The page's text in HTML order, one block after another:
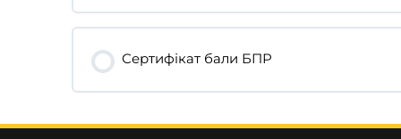
Сертифікат бали БПР